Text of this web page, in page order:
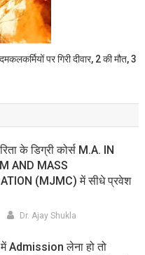
पर गिरी दीवार, 2 की मौत, 3
के डिग्री कोर्स M.A. IN
AND MASS
(MJMC) में सीधे प्रवेश
Dr. Ajay Shukla
Admission लेना हो तो